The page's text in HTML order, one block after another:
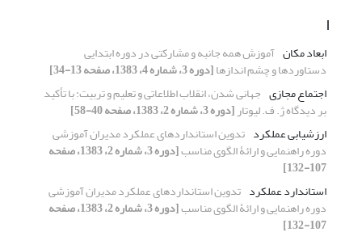
ا
ابعاد مکان آموزش همه جانبه و مشارکتی در دوره ابتدایی
دستاوردها و چشم اندازها[دوره 3، شماره 4، 1383، صفحه 13-34]
اجتماع مجازی جهانی شدن، انقلاب اطلاعاتی و تعلیم و تربیت: با تأکید
بر دیدگاه ژ. ف. لیوتار[دوره 3، شماره 2، 1383، صفحه 40-58]
ارزشیابی عملکرد تدوین استانداردهای عملکرد مدیران آموزشی
دوره راهنمایی و ارائۀ الگوی مناسب [دوره 3، شماره 2، 1383، صفحه
107-132]
استاندارد عملکرد تدوین استانداردهای عملکرد مدیران آموزشی
دوره راهنمایی و ارائۀ الگوی مناسب [دوره 3، شماره 2، 1383، صفحه
107-132]